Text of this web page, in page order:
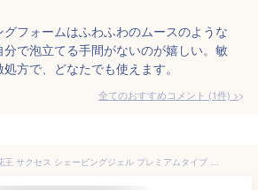
フォームはふわふわのムースのような
で泡立てる手間がないのが嬉しい。敏
方で、どなたでも使えます。
全てのおすすめコメント (1件) >
【送料込み×3個】花王 サクセス シェービングジェル プレミアムタイプ 180g×3個セット